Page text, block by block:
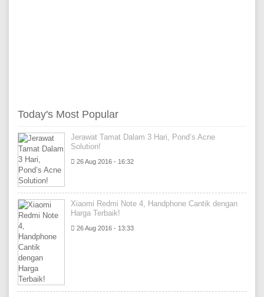
Today's Most Popular
Jerawat Tamat Dalam 3 Hari, Pond’s Acne
Solution!
26 Aug 2016 - 16:32
Xiaomi Redmi Note 4, Handphone Cantik dengan
Harga Terbaik!
26 Aug 2016 - 13:33